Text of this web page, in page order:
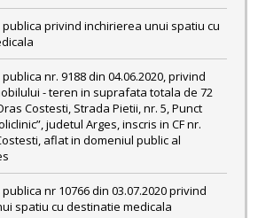
privind inchirierea unui spatiu cu
nr. 9188 din 04.06.2020, privind
- teren in suprafata totala de 72
Costesti, Strada Pietii, nr. 5, Punct
judetul Arges, inscris in CF nr.
aflat in domeniul public al
nr 10766 din 03.07.2020 privind
spatiu cu destinatie medicala